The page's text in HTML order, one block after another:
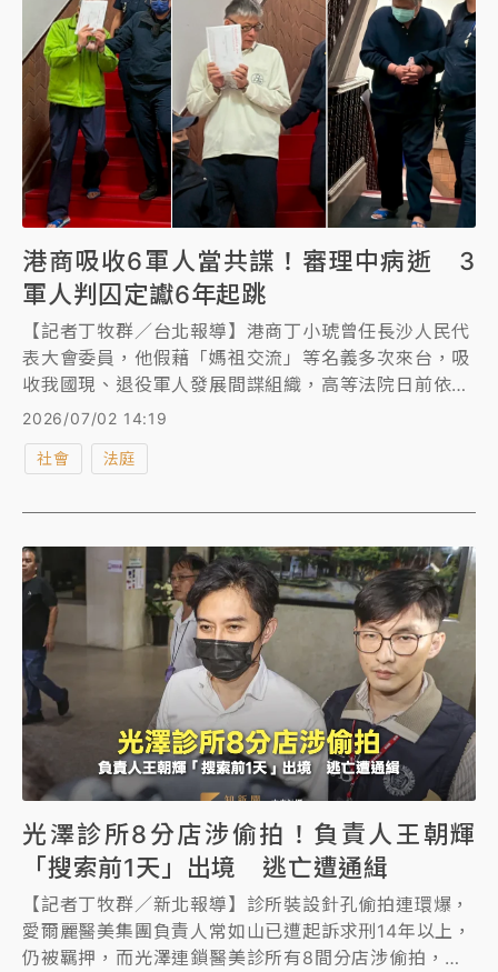
港商吸收6軍人當共諜！審理中病逝 3
軍人判囚定讞6年起跳
【記者丁牧群／台北報導】港商丁小琥曾任長沙人民代
表大會委員，他假藉「媽祖交流」等名義多次來台，吸
收我國現、退役軍人發展間諜組織，高等法院日前依違
反《國家安全法》等罪將6名涉案現、退役軍人判刑4年
不受理。最高法院今駁回王文豪、呂芳契、譚俊明上
慧等3名涉案軍人發回高院重新審理。
2026/07/02 14:19
社會 法庭
光澤診所8分店涉偷拍！負責人王朝輝
「搜索前1天」出境 逃亡遭通緝
【記者丁牧群／新北報導】診所裝設針孔偷拍連環爆，
愛爾麗醫美集團負責人常如山已遭起訴求刑14年以上，
仍被羈押，而光澤連鎖醫美診所有8間分店涉偷拍，負